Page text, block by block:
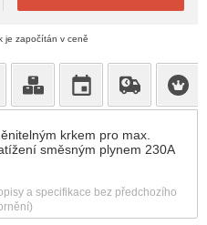
je započítán v ceně
krkem pro max.
směsným plynem 230A
a specifikace bez předchozího